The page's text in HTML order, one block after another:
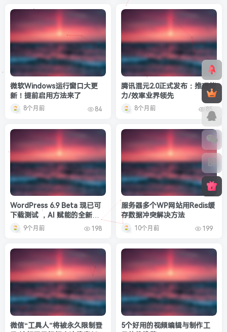
微软Windows运行窗口大更
新！提前启用方法来了
8个月前 84
腾讯混元2.0正式发布：推理能
力/效率业界领先
8个月前 85
WordPress 6.9 Beta 现已可
下载测试 ，AI 赋能的全新时
代来临9个月前 198
服务器多个WP网站用Redis缓
存数据冲突解决方法
10个月前 199
微信“工具人”将被永久限制登
5个好用的视频编辑与制作工